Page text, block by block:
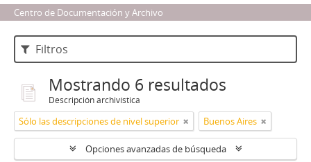
Centro de Documentación y Archivo
Filtros
Mostrando 6 resultados
Descripción archivística
Sólo las descripciones de nivel superior Buenos Aires
Opciones avanzadas de búsqueda